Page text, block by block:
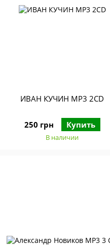
ИВАН КУЧИН MP3 2CD
250 грн Купить
В наличии